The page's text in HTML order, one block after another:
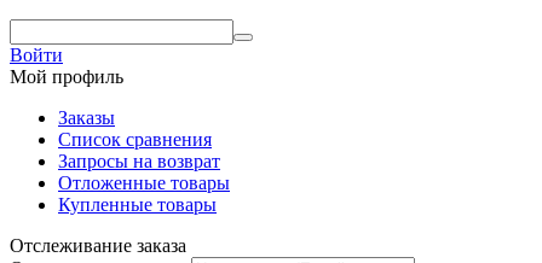
Войти
Мой профиль
Заказы
Список сравнения
Запросы на возврат
Отложенные товары
Купленные товары
Отслеживание заказа